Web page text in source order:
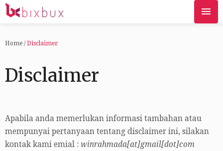
Home / Disclaimer
Disclaimer
Apabila anda memerlukan informasi tambahan atau
mempunyai pertanyaan tentang disclaimer ini, silakan
kontak kami emial : winrahmada[at]gmail[dot]com